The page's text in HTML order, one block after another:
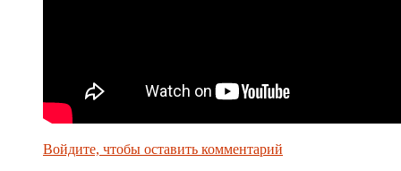
Войдите, чтобы оставить комментарий